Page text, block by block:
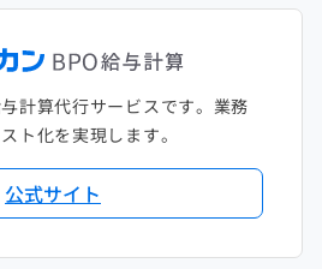
計算代行サービスです。業務
ト化を実現します。
公式サイト